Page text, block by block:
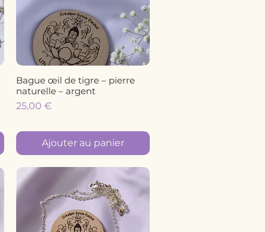
Aperçu rapide
Bague œil de tigre – pierre
naturelle – argent
Prix
25,00 €
Ajouter au panier